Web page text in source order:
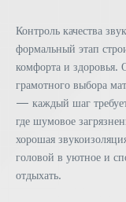
Контроль качества
формальный этап
комфорта и здоровья.
грамотного выбора
— каждый шаг
где шумовое
хорошая
головой в уютное и
отдыхать.